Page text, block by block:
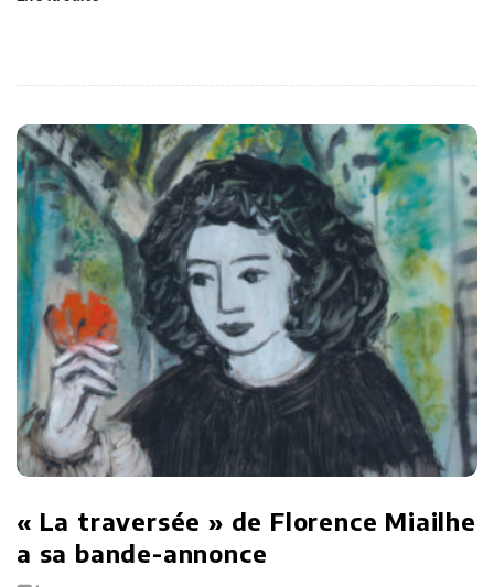
« La traversée » de Florence Miailhe
a sa bande-annonce